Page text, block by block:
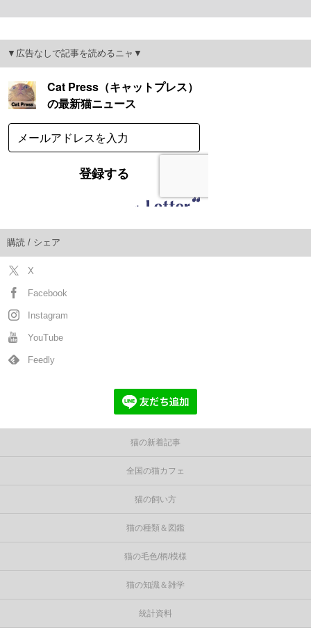
▼広告なしで記事を読めるニャ▼
購読 / シェア
X
Facebook
Instagram
YouTube
Feedly
猫の新着記事
全国の猫カフェ
猫の飼い方
猫の種類＆図鑑
猫の毛色/柄/模様
猫の知識＆雑学
統計資料